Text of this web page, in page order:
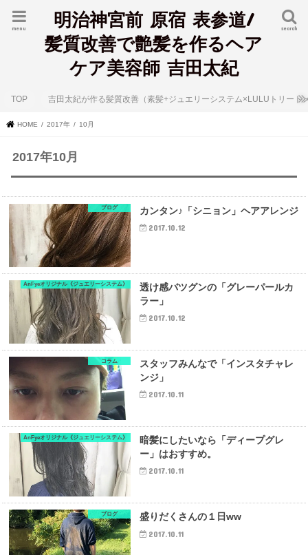
明治神宮前 原宿 表参道/
髪質改善で艶髪を作るヘア
ケア美容師 吉田太紀
search
menu
TOP 吉田太紀が作る髪質改善（素髪+ジュエリーシステム×LULUトリート
HOME 2017年 10月
2017年10月
ブログ カンタン♪「シニョン」ヘアアレンジ
2017.10.12
AnFyeオリジナル《ジュエリーシステム》
透け感バツグンの「グレーパールカ
ラー」
2017.10.12
コラム
スタッフみんなで「インスタチャレ
ンジ」
2017.10.11
AnFyeオリジナル《ジュエリーシステム》
暗髪にしたいなら「ディープグレ
ー」はおすすめ。
2017.10.11
ブログ 盛りだくさんの１日ww
2017.10.11